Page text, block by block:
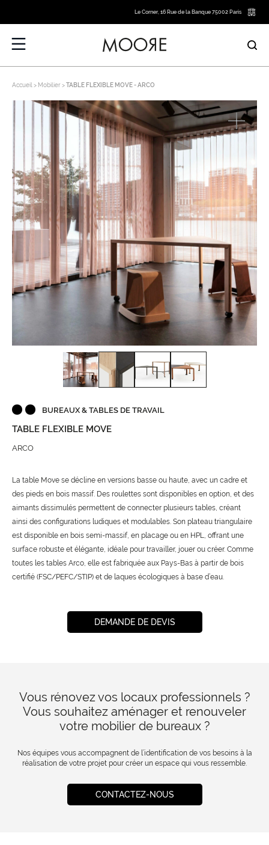
Le Corner, 16 Rue de la Banque 75002 Paris
Accueil Mobilier TABLE FLEXIBLE MOVE - ARCO
BUREAUX & TABLES DE TRAVAIL
TABLE FLEXIBLE MOVE
ARCO
La table Move se décline en versions basse ou haute, avec un cadre et
des pieds en bois massif. Des roulettes sont disponibles en option, et des
aimants dissimulés permettent de connecter plusieurs tables, créant
ainsi des configurations ludiques et modulables. Son plateau triangulaire
est disponible en bois semi-massif, en placage ou en HPL, offrant une
surface robuste et élégante, idéale pour travailler, jouer ou créer. Comme
toutes les tables Arco, elle est fabriquée aux Pays-Bas à partir de bois
certifié (FSC/PEFC/STIP) et de laques écologiques à base d’eau.
DEMANDE DE DEVIS
Vous rénovez vos locaux professionnels ?
Vous souhaitez aménager et renouveler
votre mobilier de bureaux ?
Nos équipes vous accompagnent de l’identification de vos besoins à la
réalisation de votre projet pour créer un espace qui vous ressemble.
CONTACTEZ-NOUS